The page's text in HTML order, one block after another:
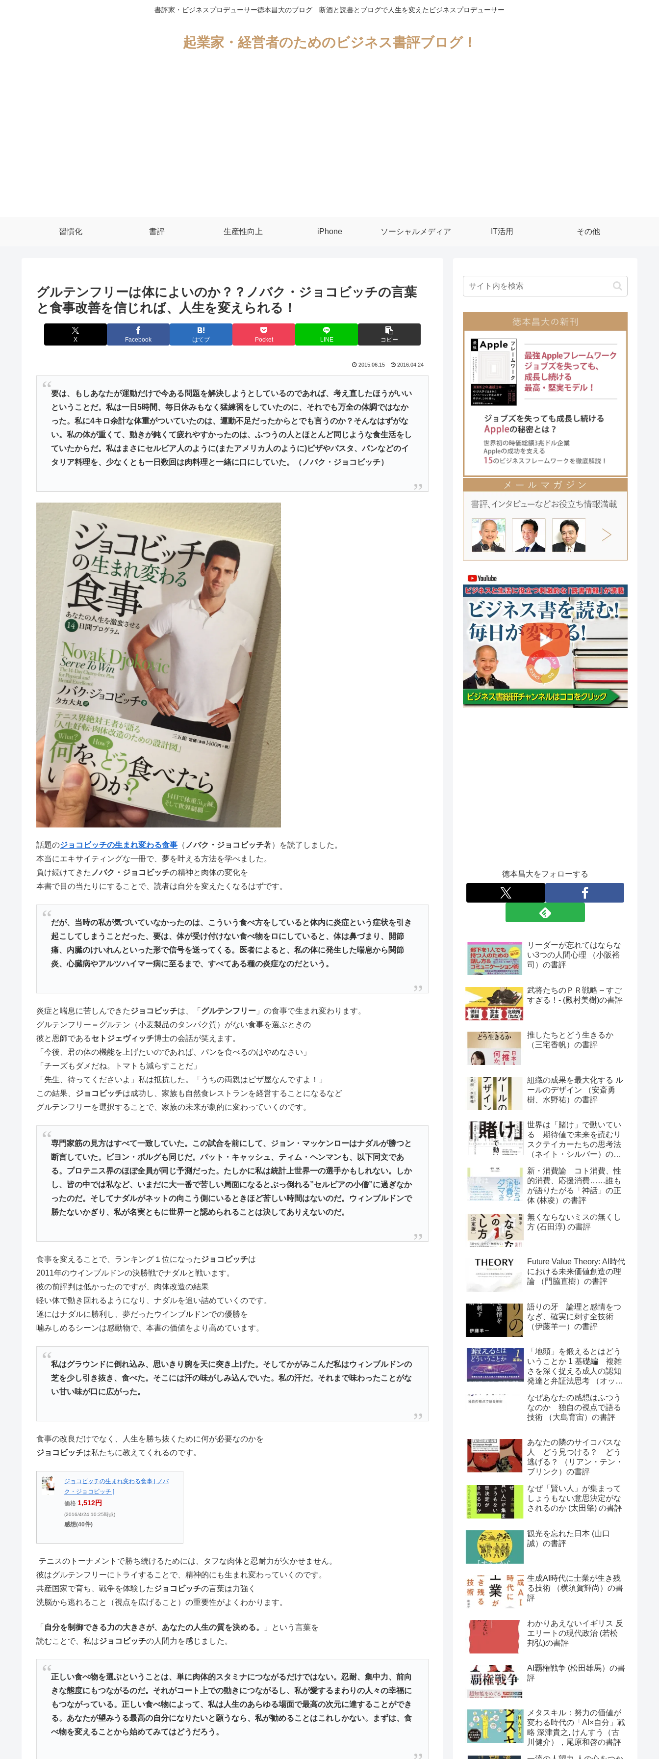
書評家・ビジネスプロデューサー徳本昌大のブログ 断酒と読書とブログで人生を変えたビジネスプロデューサー
起業家・経営者のためのビジネス書評ブログ！
習慣化 書評 生産性向上 iPhone ソーシャルメディア IT活用 その他
グルテンフリーは体によいのか？？ノバク・ジョコビッチの言葉
と食事改善を信じれば、人生を変えられる！
X Facebook はてブ Pocket LINE コピー
2015.06.15 2016.04.24
要は、もしあなたが運動だけで今ある問題を解決しようとしているのであれば、考え直したほうがいい
ということだ。私は一日5時間、毎日休みもなく猛練習をしていたのに、それでも万全の体調ではなか
った。私に4キロ余計な体重がついていたのは、運動不足だったからとでも言うのか？そんなはずがな
い。私の体が重くて、動きが鈍くて疲れやすかったのは、ふつうの人とほとんど同じような食生活をし
ていたからだ。私はまさにセルビア人のように(またアメリカ人のように)ピザやパスタ、パンなどのイ
タリア料理を、少なくとも一日数回は肉料理と一緒に口にしていた。（ノバク・ジョコビッチ）
話題のジョコビッチの生まれ変わる食事 （ ノバク・ジョコビッチ著）を読了しました。
本当にエキサイティングな一冊で、夢を叶える方法を学べました。
負け続けてきた ノバク・ジョコビッチの精神と肉体の変化を
本書で目の当たりにすることで、読者は自分を変えたくなるはずです。
だが、当時の私が気づいていなかったのは、こういう食べ方をしていると体内に炎症という症状を引き
起こしてしまうことだった、要は、体が受け付けない食べ物をロにしていると、体は鼻づまり、開節
痛、内臓のけいれんといった形で信号を送ってくる。医者によると、私の体に発生した喘息から関節
炎、心臓病やアルツハイマー病に至るまで、すべてある種の炎症なのだという。
炎症と喘息に苦しんできたジョコビッチは、「 グルテンフリー 」の食事で生まれ変わります。
グルテンフリー＝グルテン（小麦製品のタンパク質）がない食事を選ぶときの
彼と恩師であるセトジェヴィッチ博士の会話が笑えます。
「今後、君の体の機能を上げたいのであれば、パンを食べるのはやめなさい」
「チーズもダメだね。トマトも減らすことだ」
「先生、待ってくださいよ」私は抵抗した。「うちの両親はピザ屋なんですよ！」
この結果、 ジョコビッチは成功し、家族も自然食レストランを経営することになるなど
グルテンフリーを選択することで、家族の未来が劇的に変わっていくのです。
専門家筋の見方はすべて一致していた。この試合を前にして、ジョン・マッケンローはナダルが勝つと
断言していた。ビヨン・ボルグも同じだ。パット・キャッシュ、ティム・ヘンマンも、以下同文であ
る。プロテニス界のほぼ全員が同じ予測だった。たしかに私は統計上世界一の選手かもしれない。しか
し、皆の中では私など、いまだに大一番で苦しい局面になるとぶっ倒れる”セルビアの小僧”に過ぎなか
ったのだ。そしてナダルがネットの向こう側にいるときほど苦しい時間はないのだ。ウィンブルドンで
勝たないかぎり、私が名実ともに世界一と認められることは決してありえないのだ。
食事を変えることで、ランキング１位になったジョコビッチは
2011年のウインブルドンの決勝戦でナダルと戦います。
彼の前評判は低かったのですが、肉体改造の結果
軽い体で動き回れるようになり、ナダルを追い詰めていくのです。
遂にはナダルに勝利し、夢だったウインブルドンでの優勝を
噛みしめるシーンは感動物で、本書の価値をより高めています。
私はグラウンドに倒れ込み、思いきり腕を天に突き上げた。そしてかがみこんだ私はウィンブルドンの
芝を少し引き抜き、食べた。そこには汗の味がしみ込んでいた。私の汗だ。それまで味わったことがな
い甘い味が口に広がった。
食事の改良だけでなく、人生を勝ち抜くために何が必要なのかを
ジョコビッチは私たちに教えてくれるのです。
ジョコビッチの生まれ変わる食事 [ ノバ
ク・ジョコビッチ ]
価格:1,512円
(2016/4/24 10:25時点)
感想(40件)
テニスのトーナメントで勝ち続けるためには、タフな肉体と忍耐力が欠かせません。
彼はグルテンフリーにトライすることで、精神的にも生まれ変わっていくのです。
共産国家で育ち、戦争を体験したジョコビッチの言葉は力強く
洗脳から逃れること（視点を広げること）の重要性がよくわかります。
「 自分を制御できる力の大きさが、あなたの人生の質を決める。
」という言葉を
読むことで、私はジョコビッチの人間力を感じました。
正しい食べ物を選ぶということは、単に肉体的スタミナにつながるだけではない。忍耐、集中力、前向
きな態度にもつながるのだ。それがコート上での動きにつながるし、私が愛するまわりの人々の幸福に
もつながっている。正しい食べ物によって、私は人生のあらゆる場面で最高の次元に達することができ
る。あなたが望みうる最高の自分になりたいと願うなら、私が勧めることはこれしかない。まずは、食
べ物を変えることから始めてみてはどうだろう。
徳本昌大をフォローする
リーダーが忘れてはならな
い3つの人間心理 （小阪裕
司）の書評
武将たちのＰＲ戦略 – すご
すぎる！- (殿村美樹)の書評
推したちとどう生きるか
（三宅香帆）の書評
組織の成果を最大化する ル
ールのデザイン （安斎勇
樹、水野祐）の書評
世界は「賭け」で動いてい
る 期待値で未来を読むリ
スクテイカーたちの思考法
（ネイト・シルバー）の書
新・消費論 コト消費、性
的消費、応援消費……誰も
が語りたがる「神話」の正
体 (林凌）の書評
無くならないミスの無くし
方 (石田淳) の書評
Future Value Theory: AI時代
における未来価値創造の理
論 （門脇直樹）の書評
語りの牙 論理と感情をつ
なぎ、確実に刺す全技術
（伊藤羊一）の書評
「地頭」を鍛えるとはどう
いうことか 1 基礎編 複雑
さを深く捉える成人の認知
発達と弁証法思考 （オット
なぜあなたの感想はふつう
なのか 独自の視点で語る
技術 （大島育宙）の書評
あなたの隣のサイコパスな
人 どう見つける？ どう
逃げる？ （リアン・テン・
ブリンク）の書評
なぜ「賢い人」が集まって
しょうもない意思決定がな
されるのか (太田肇) の書評
観光を忘れた日本 (山口
誠）の書評
生成AI時代に士業が生き残
る技術 （横須賀輝尚）の書
評
わかりあえないイギリス 反
エリートの現代政治 (若松
邦弘)の書評
AI覇権戦争 (松田雄馬）の書
評
メタスキル：努力の価値が
変わる時代の「AI×自分」戦
略 深津貴之, けんすう（古
川健介），尾原和啓の書評